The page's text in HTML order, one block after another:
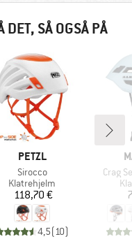
SÅ OGSÅ PÅ
MÆRKE
PETZL
Artikel
Sirocco
Produktgruppe
Klatrehjelm
Pris
118,70 €
4,5( 10)
Artikel
Crag